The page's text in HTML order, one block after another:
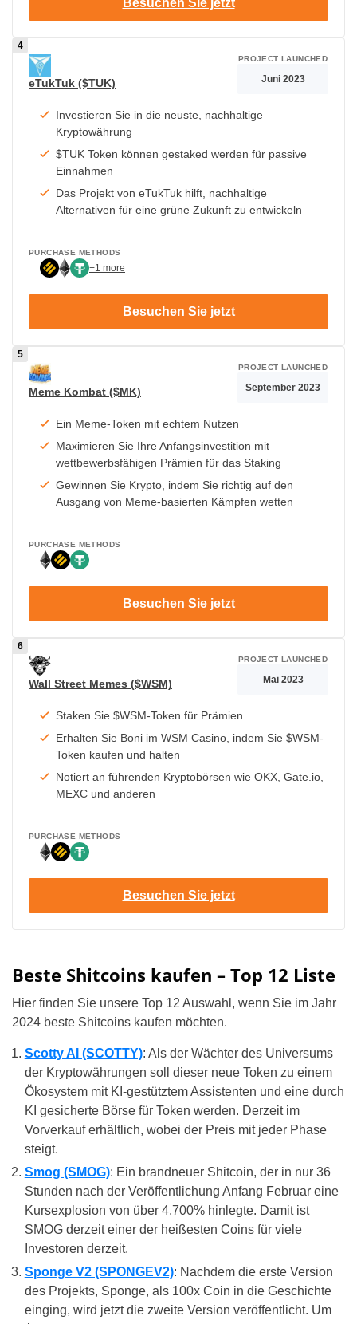
Besuchen Sie jetzt
eTukTuk ($TUK)
Investieren Sie in die neuste, nachhaltige
Kryptowährung
$TUK Token können gestaked werden für passive
Einnahmen
Das Projekt von eTukTuk hilft, nachhaltige
Alternativen für eine grüne Zukunft zu entwickeln
PROJECT LAUNCHED
Juni 2023
PURCHASE METHODS
+1 more
Besuchen Sie jetzt
Meme Kombat ($MK)
Ein Meme-Token mit echtem Nutzen
Maximieren Sie Ihre Anfangsinvestition mit
wettbewerbsfähigen Prämien für das Staking
Gewinnen Sie Krypto, indem Sie richtig auf den
Ausgang von Meme-basierten Kämpfen wetten
PROJECT LAUNCHED
September 2023
PURCHASE METHODS
Besuchen Sie jetzt
Wall Street Memes ($WSM)
Staken Sie $WSM-Token für Prämien
Erhalten Sie Boni im WSM Casino, indem Sie $WSM-
Token kaufen und halten
Notiert an führenden Kryptobörsen wie OKX, Gate.io,
MEXC und anderen
PROJECT LAUNCHED
Mai 2023
PURCHASE METHODS
Besuchen Sie jetzt
Beste Shitcoins kaufen – Top 12 Liste
Hier finden Sie unsere Top 12 Auswahl, wenn Sie im Jahr
2024 beste Shitcoins kaufen möchten.
Scotty AI (SCOTTY): Als der Wächter des Universums
der Kryptowährungen soll dieser neue Token zu einem
Ökosystem mit KI-gestütztem Assistenten und eine durch
KI gesicherte Börse für Token werden. Derzeit im
Vorverkauf erhältlich, wobei der Preis mit jeder Phase
steigt.
Smog (SMOG): Ein brandneuer Shitcoin, der in nur 36
Stunden nach der Veröffentlichung Anfang Februar eine
Kursexplosion von über 4.700% hinlegte. Damit ist
SMOG derzeit einer der heißesten Coins für viele
Investoren derzeit.
Sponge V2 (SPONGEV2): Nachdem die erste Version
des Projekts, Sponge, als 100x Coin in die Geschichte
einging, wird jetzt die zweite Version veröffentlicht. Um